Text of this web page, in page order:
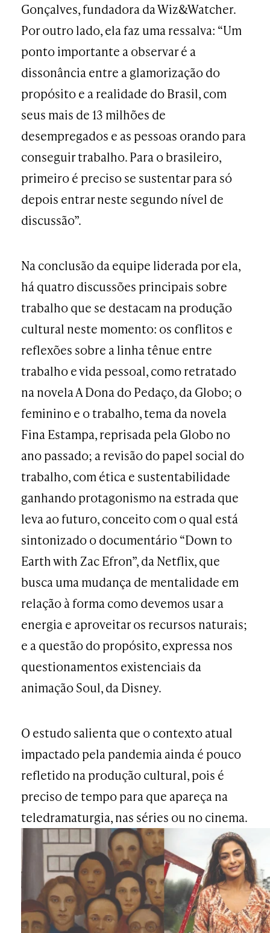
Gonçalves, fundadora da Wiz&Watcher.
Por outro lado, ela faz uma ressalva: “Um
ponto importante a observar é a
dissonância entre a glamorização do
propósito e a realidade do Brasil, com
seus mais de 13 milhões de
desempregados e as pessoas orando para
conseguir trabalho. Para o brasileiro,
primeiro é preciso se sustentar para só
depois entrar neste segundo nível de
discussão”.
Na conclusão da equipe liderada por ela,
há quatro discussões principais sobre
trabalho que se destacam na produção
cultural neste momento: os conflitos e
reflexões sobre a linha tênue entre
trabalho e vida pessoal, como retratado
na novela A Dona do Pedaço, da Globo; o
feminino e o trabalho, tema da novela
Fina Estampa, reprisada pela Globo no
ano passado; a revisão do papel social do
trabalho, com ética e sustentabilidade
ganhando protagonismo na estrada que
leva ao futuro, conceito com o qual está
sintonizado o documentário “Down to
Earth with Zac Efron”, da Netflix, que
busca uma mudança de mentalidade em
relação à forma como devemos usar a
energia e aproveitar os recursos naturais;
e a questão do propósito, expressa nos
questionamentos existenciais da
animação Soul, da Disney.
O estudo salienta que o contexto atual
impactado pela pandemia ainda é pouco
refletido na produção cultural, pois é
preciso de tempo para que apareça na
teledramaturgia, nas séries ou no cinema.